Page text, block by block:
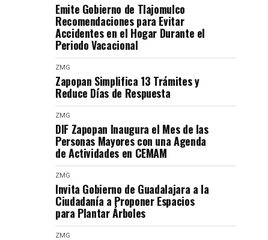
Emite Gobierno de Tlajomulco
Recomendaciones para Evitar
Accidentes en el Hogar Durante el
Periodo Vacacional
ZMG
Zapopan Simplifica 13 Trámites y
Reduce Días de Respuesta
ZMG
DIF Zapopan Inaugura el Mes de las
Personas Mayores con una Agenda
de Actividades en CEMAM
ZMG
Invita Gobierno de Guadalajara a la
Ciudadanía a Proponer Espacios
para Plantar Árboles
ZMG